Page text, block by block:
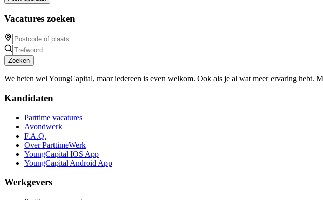
Vacatures zoeken
Zoeken
We heten wel YoungCapital, maar iedereen is even welkom. Ook als je al wat meer ervaring hebt.
Kandidaten
Parttime vacatures
Avondwerk
F.A.Q.
Over ParttimeWerk
YoungCapital IOS App
YoungCapital Android App
Werkgevers